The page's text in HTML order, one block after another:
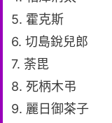
5. 霍克斯
6. 切島銳兒郎
7. 荼毘
8. 死柄木弔
9. 麗日御茶子